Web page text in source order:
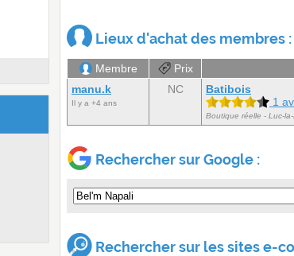
Lieux d'achat des membres :
Membre Prix
manu.k
Il y a +4 ans
NC
Batibois
1
Boutique réelle - Luc-
Rechercher sur Google :
Rechercher sur les sites e-